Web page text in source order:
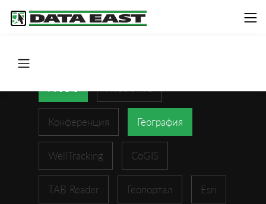
Конференция География
WellTracking CoGIS
TAB Reader Геопортал Esri